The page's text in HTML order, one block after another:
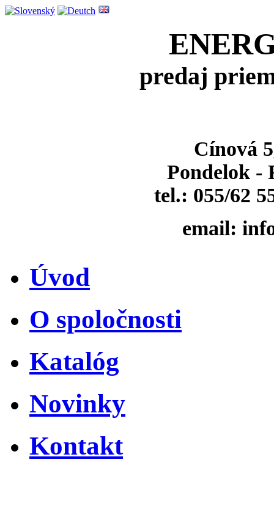
predaj
Cínová
Pondelok -
tel.: 055/62
email:
Úvod
O spoločnosti
Katalóg
Novinky
Kontakt